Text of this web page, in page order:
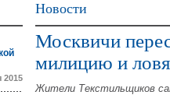
2015
Новости
Москвичи
милицию и
Жители Текстильщиков